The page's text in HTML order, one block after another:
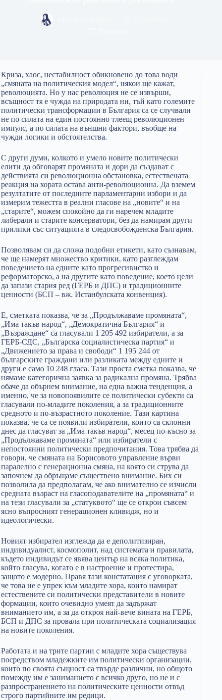
Криза, хаос, нестабилност обикновено до това води
„смяната на политическия модел“, някои ще кажат,
революцията. Но у нас революция не се извърши,
всъщност тя е чужда на природата ни, тъй като големите
политически трансформации в България са се случвали
не по силата на един постоянно тлеещ революционен
импулс, а по силата на външни фактори, въобще на
чужди логики и обстоятелства.
С други думи, колкото и умело новите политически
елити да обговарят промяната и дори да създават с
действията си революционна обстановка, естествената
реакция на хората остава анти-революционна. Да вземем
резултатите от последните парламентарни избори и да
измерим тежестта в реални гласове на „новите“ и на
„старите“, можем спокойно да ги наречем младите
либерали и старите консерватори, без да намирам други
прилики със ситуацията в следосвобожденска България.
Позволявам си да сложа подобни етикети, като съзнавам,
че ще намерят множество критики, като разглеждам
поведението на едните като прогресивистко и
реформаторско, а на другите като поведение, което цели
да запази стария ред (ГЕРБ и ДПС) и традиционните
ценности (БСП – вж. Истанбулската конвенция).
Е, сметката показва, че за „Продължаваме промяната“,
„Има такъв народ“, „Демократична България“ и
„Възраждане“ са гласували 1 205 492 избиратели, а за
ГЕРБ-СДС, „Българска социалистическа партия“ и
„Движението за права и свободи“ 1 195 244 от
българските граждани или разликата между едните и
други е само 10 248 гласа. Тази проста сметка показва, че
нямаме категорична заявка за радикална промяна. Трябва
обаче да обърнем внимание, на една важна тенденция, а
именно, че за новопоявилите се политически субекти са
гласували по-младите поколения, а за традиционните
средното и по-възрастното поколение. Тази картина
показва, че са се появили избиратели, които са склонни
днес да гласуват за „Има такъв народ“, месец по-късно за
„Продължаваме промяната“ или избиратели с
непостоянни политически предпочитания. Това трябва да
говори, че смяната на Борисовото управление върви
паралелно с генерационна смяна, на която си струва да
започнем да обръщаме съществено внимание. Бих си
позволила да предполагам, че ако внимателно се изчисли
средната възраст на гласоподавателите на „промяната“ и
на тези гласували за „статуквото“ ще се открои съвсем
ясно въпросният генерационен кливидж, но и
идеологически.
Новият избирател изглежда да е деполитизиран,
индивидуалист, космополит, над системата и правилата,
където индивидът се явява център на всяка политика,
който гласува, когато е в настроение и протестира,
защото е модерно. Правя тази констатация с уговорката,
че това не е упрек към младите хора, които намират
естествените си политически представители в новите
формации, които очевидно умеят да задържат
вниманието им, а за да откроя най-вече вината на ГЕРБ,
БСП и ДПС за провала при политическата социализация
на новите поколения.
Работата и на трите партии с младите хора съществува
посредством младежките им политически организации,
които по своята същност са твърде различни, но общото
помежду им е заниманието с всичко друго, но не и с
разпространението на политическите ценности отвъд
строго партийните им редици.